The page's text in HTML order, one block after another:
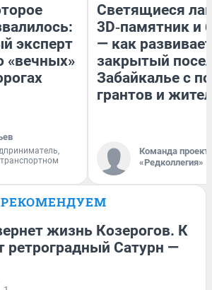
эксперт
«вечных»
Светящиеся
3D‑памятник и
— как
закрытый
Забайкалье с
грантов и
Команда
«Редколлегия»
РЕКОМЕНДУЕМ
жизнь Козерогов. К
ретроградный Сатурн —